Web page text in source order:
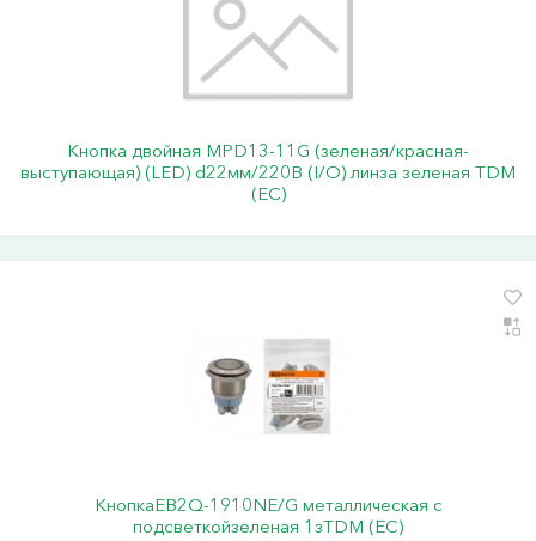
Кнопка двойная MPD13-11G (зеленая/красная-
выступающая) (LED) d22мм/220В (I/O) линза зеленая TDM
(ЕС)
КнопкаEB2Q-1910NE/G металлическая с
подсветкойзеленая 1зTDM (ЕС)